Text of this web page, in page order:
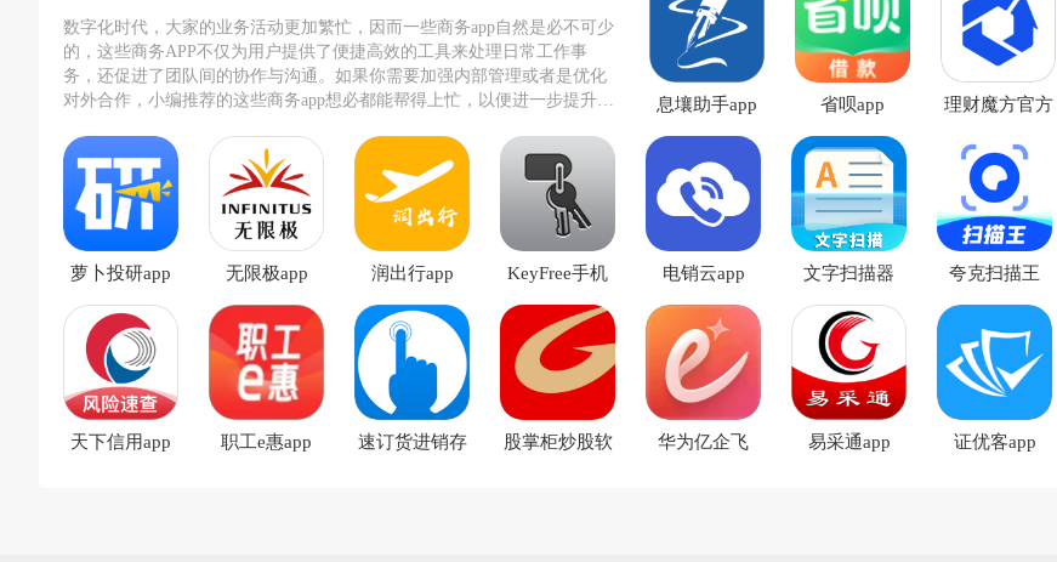
数字化时代，大家的业务活动更加繁忙，因而一些商务app自然是必不可少
的，这些商务APP不仅为用户提供了便捷高效的工具来处理日常工作事
务，还促进了团队间的协作与沟通。如果你需要加强内部管理或者是优化
对外合作，小编推荐的这些商务app想必都能帮得上忙，以便进一步提升工
息壤助手app 省呗app
理财魔方官方
萝卜投研app 无限极app 润出行app
KeyFree手机
电销云app
文字扫描器
夸克扫描王
天下信用app 职工e惠app
速订货进销存
股掌柜炒股软
华为亿企飞
易采通app 证优客app